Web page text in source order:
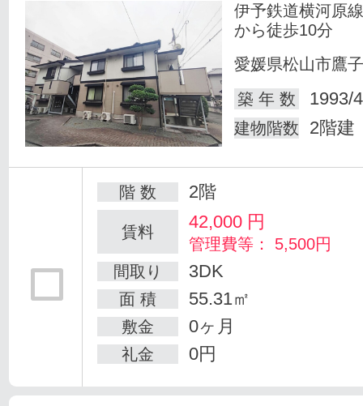
伊予鉄道横河原
から徒歩10分
愛媛県松山市鷹
築 年 数
1993/
建物階数 2階建
階 数 2階
賃料 42,000 円
管理費等： 5,500円
間取り
3DK
面 積 55.31㎡
敷金 0ヶ月
礼金 0円